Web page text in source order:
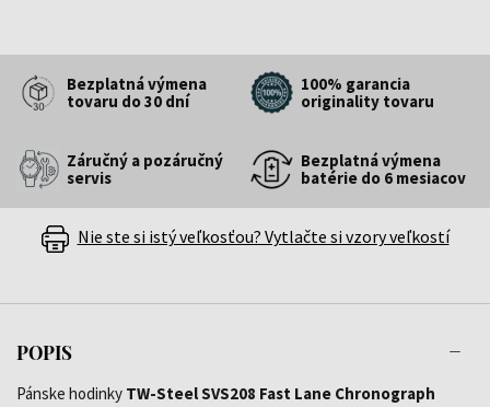
Bezplatná výmena
tovaru do 30 dní
100% garancia
originality tovaru
Záručný a pozáručný
servis
Bezplatná výmena
batérie do 6 mesiacov
Nie ste si istý veľkosťou? Vytlačte si vzory veľkostí
POPIS
Pánske hodinky TW-Steel SVS208 Fast Lane Chronograph